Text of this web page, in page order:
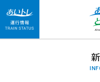
運行情報 列車